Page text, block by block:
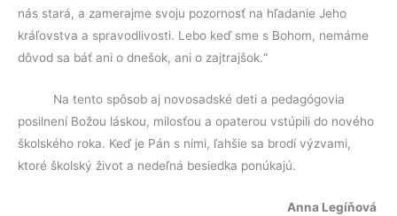
nás stará, a zamerajme svoju pozornosť na hľadanie Jeho
kráľovstva a spravodlivosti. Lebo keď sme s Bohom, nemáme
dôvod sa báť ani o dnešok, ani o zajtrajšok.“
Na tento spôsob aj novosadské deti a pedagógovia
posilnení Božou láskou, milosťou a opaterou vstúpili do nového
školského roka. Keď je Pán s nimi, ľahšie sa brodí výzvami,
ktoré školský život a nedeľná besiedka ponúkajú.
Anna Legíňová